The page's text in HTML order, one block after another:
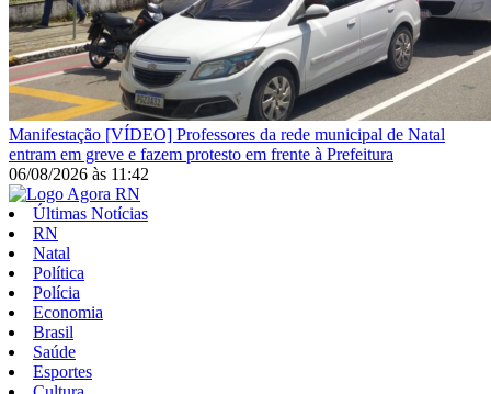
Manifestação [VÍDEO] Professores da rede municipal de Natal
entram em greve e fazem protesto em frente à Prefeitura
06/08/2026 às 11:42
Últimas Notícias
RN
Natal
Política
Polícia
Economia
Brasil
Saúde
Esportes